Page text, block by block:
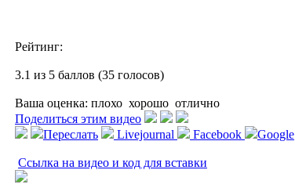
Рейтинг:
3.1 из 5 баллов (35 голосов)
Ваша оценка: плохо хорошо отлично
Поделиться этим видео
Переслать
Livejournal Facebook Google
Ссылка на видео и код для вставки